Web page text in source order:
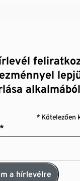
* Kötelezően
a hírlevélre